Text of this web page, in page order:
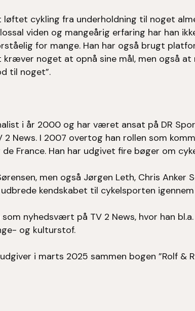
løftet cykling fra underholdning til noget
viden og mangeårig erfaring har han
for mange. Han har også brugt
noget at opnå sine mål, men også
til noget”.
i år 2000 og har været ansat på DR
2 News. I 2007 overtog han rollen som
France. Han har udgivet fire bøger om
men også Jørgen Leth, Chris Anker
kendskabet til cykelsporten
nyhedsvært på TV 2 News, hvor han
og kulturstof.
i marts 2025 sammen bogen ”Rolf &